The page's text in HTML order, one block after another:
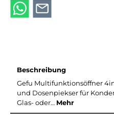
Beschreibung
Gefu Multifunktionsöffner
und Dosenpiekser für
Glas- oder… Mehr